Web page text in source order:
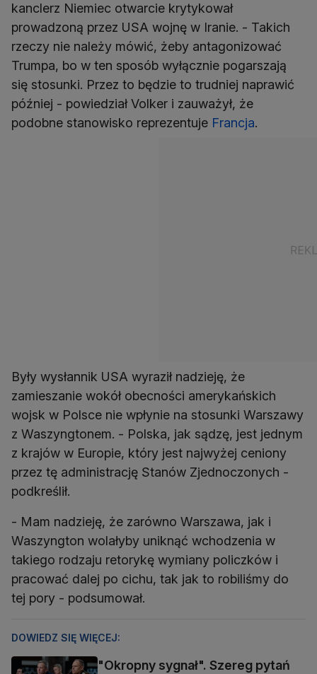
kanclerz Niemiec otwarcie krytykował
prowadzoną przez USA wojnę w Iranie. - Takich
rzeczy nie należy mówić, żeby antagonizować
Trumpa, bo w ten sposób wyłącznie pogarszają
się stosunki. Przez to będzie to trudniej naprawić
później - powiedział Volker i zauważył, że
podobne stanowisko reprezentuje Francja.
Były wysłannik USA wyraził nadzieję, że
zamieszanie wokół obecności amerykańskich
wojsk w Polsce nie wpłynie na stosunki Warszawy
z Waszyngtonem. - Polska, jak sądzę, jest jednym
z krajów w Europie, który jest najwyżej ceniony
przez tę administrację Stanów Zjednoczonych -
podkreślił.
- Mam nadzieję, że zarówno Warszawa, jak i
Waszyngton wolałyby uniknąć wchodzenia w
takiego rodzaju retorykę wymiany policzków i
pracować dalej po cichu, tak jak to robiliśmy do
tej pory - podsumował.
DOWIEDZ SIĘ WIĘCEJ:
"Okropny sygnał". Szereg pytań